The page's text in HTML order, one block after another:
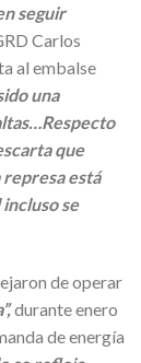
seguir
Carlos
al embalse
una
que
está
se
de operar
durante enero
de energía